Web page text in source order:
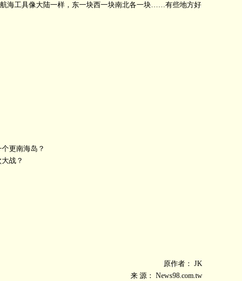
工具像大陆一样，东一块西一块南北各一块……有些地方好
更南海岛？
战？
原作者： JK
来 源： News98.com.tw